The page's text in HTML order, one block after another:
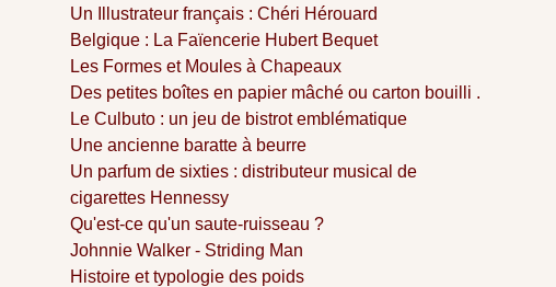
Un Illustrateur français : Chéri Hérouard
Belgique : La Faïencerie Hubert Bequet
Les Formes et Moules à Chapeaux
Des petites boîtes en papier mâché ou carton bouilli .
Le Culbuto : un jeu de bistrot emblématique
Une ancienne baratte à beurre
Un parfum de sixties : distributeur musical de
cigarettes Hennessy
Qu'est-ce qu'un saute-ruisseau ?
Johnnie Walker - Striding Man
Histoire et typologie des poids